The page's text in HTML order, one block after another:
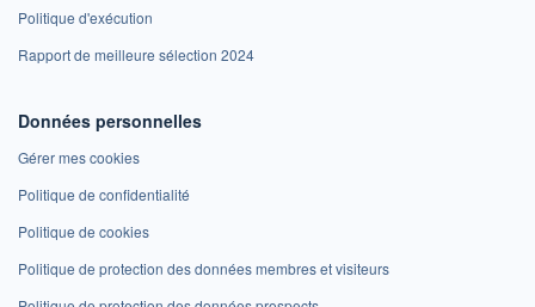
Politique d'exécution
Rapport de meilleure sélection 2024
Données personnelles
Gérer mes cookies
Politique de confidentialité
Politique de cookies
Politique de protection des données membres et visiteurs